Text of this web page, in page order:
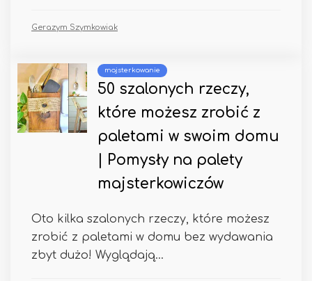
Gerazym Szymkowiak
majsterkowanie
50 szalonych rzeczy,
które możesz zrobić z
paletami w swoim domu
| Pomysły na palety
majsterkowiczów
Oto kilka szalonych rzeczy, które możesz
zrobić z paletami w domu bez wydawania
zbyt dużo! Wyglądają...